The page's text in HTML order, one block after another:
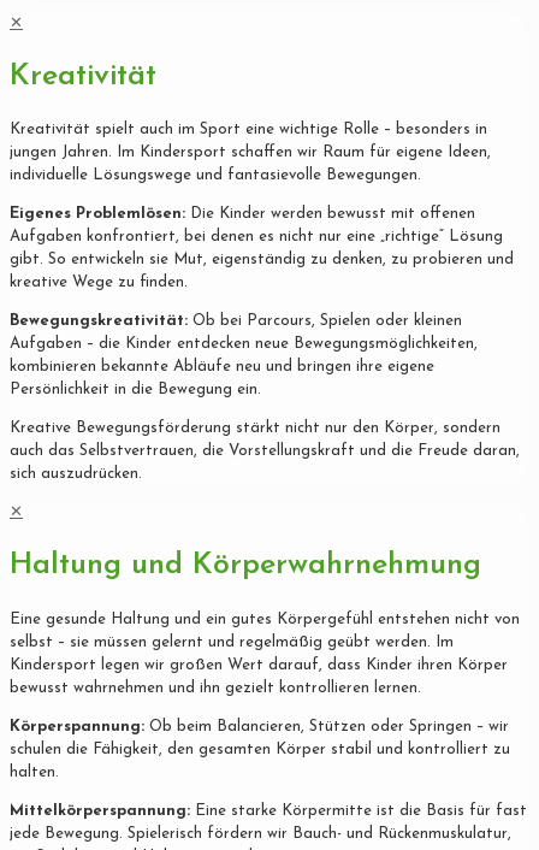
✕
Kreativität
Kreativität spielt auch im Sport eine wichtige Rolle – besonders in
jungen Jahren. Im Kindersport schaffen wir Raum für eigene Ideen,
individuelle Lösungswege und fantasievolle Bewegungen.
Eigenes Problemlösen: Die Kinder werden bewusst mit offenen
Aufgaben konfrontiert, bei denen es nicht nur eine „richtige“ Lösung
gibt. So entwickeln sie Mut, eigenständig zu denken, zu probieren und
kreative Wege zu finden.
Bewegungskreativität: Ob bei Parcours, Spielen oder kleinen
Aufgaben – die Kinder entdecken neue Bewegungsmöglichkeiten,
kombinieren bekannte Abläufe neu und bringen ihre eigene
Persönlichkeit in die Bewegung ein.
Kreative Bewegungsförderung stärkt nicht nur den Körper, sondern
auch das Selbstvertrauen, die Vorstellungskraft und die Freude daran,
sich auszudrücken.
✕
Haltung und Körperwahrnehmung
Eine gesunde Haltung und ein gutes Körpergefühl entstehen nicht von
selbst – sie müssen gelernt und regelmäßig geübt werden. Im
Kindersport legen wir großen Wert darauf, dass Kinder ihren Körper
bewusst wahrnehmen und ihn gezielt kontrollieren lernen.
Körperspannung: Ob beim Balancieren, Stützen oder Springen – wir
schulen die Fähigkeit, den gesamten Körper stabil und kontrolliert zu
halten.
Mittelkörperspannung: Eine starke Körpermitte ist die Basis für fast
jede Bewegung. Spielerisch fördern wir Bauch- und Rückenmuskulatur,